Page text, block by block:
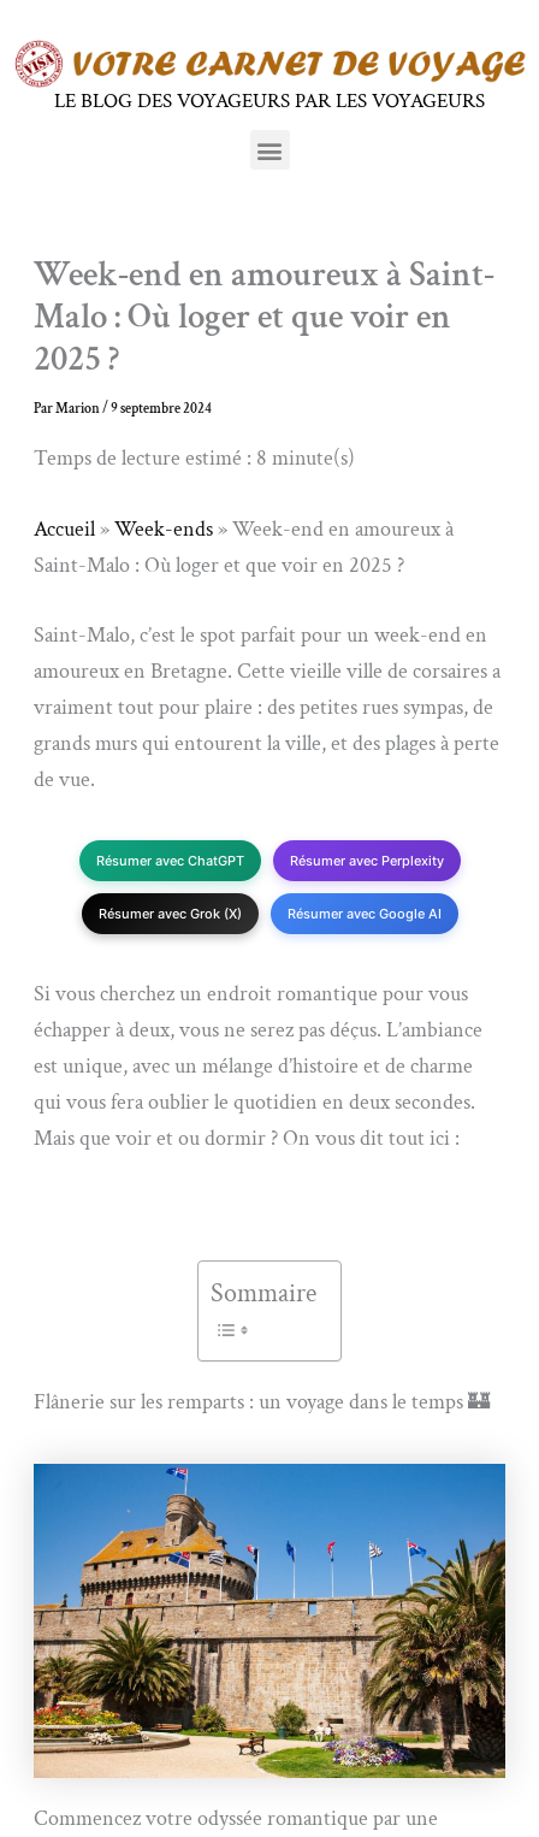
au
contenuLE BLOG DES VOYAGEURS PAR LES VOYAGEURS
Menu
Week-end en amoureux à Saint-
Malo : Où loger et que voir en
2025 ?
ParMarion/9 septembre 2024
Temps de lecture estimé : 8 minute(s)
Accueil»Week-ends»Week-end en amoureux à
Saint-Malo : Où loger et que voir en 2025 ?
Saint-Malo, c’est le spot parfait pour un week-end en
amoureux en Bretagne. Cette vieille ville de corsaires a
vraiment tout pour plaire : des petites rues sympas, de
grands murs qui entourent la ville, et des plages à perte
de vue.
Résumer avec ChatGPT Résumer avec Perplexity
Résumer avec Grok (X) Résumer avec Google AI
Si vous cherchez un endroit romantique pour vous
échapper à deux, vous ne serez pas déçus. L’ambiance
est unique, avec un mélange d’histoire et de charme
qui vous fera oublier le quotidien en deux secondes.
Mais que voir et ou dormir ? On vous dit tout ici :
Sommaire
Flânerie sur les remparts : un voyage dans le temps 🏰
Commencez votre odyssée romantique par une